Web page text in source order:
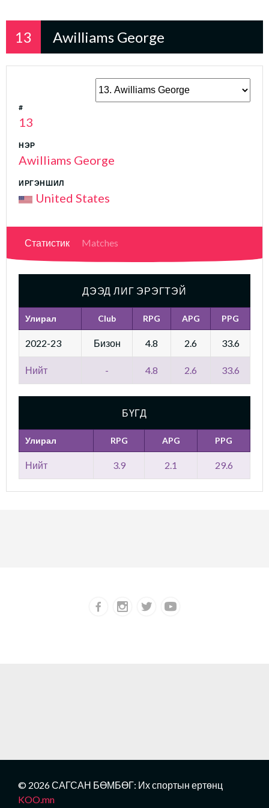
13 Awilliams George
#
13
НЭР
Awilliams George
ИРГЭНШИЛ
United States
Статистик Matches
ДЭЭД ЛИГ ЭРЭГТЭЙ
Улирал Club RPG APG PPG
2022-23 Бизон 4.8 2.6 33.6
Нийт - 4.8 2.6 33.6
БҮГД
Улирал RPG APG PPG
Нийт 3.9 2.1 29.6
© 2026 САГСАН БӨМБӨГ: Их спортын ертөнц
KOO.mn